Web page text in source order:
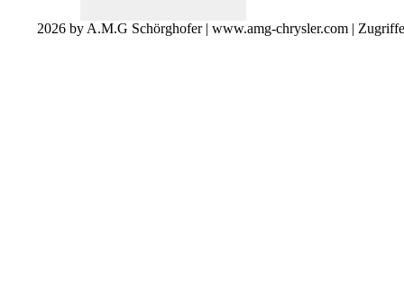
2026 by A.M.G Schörghofer | www.amg-chrysler.com |